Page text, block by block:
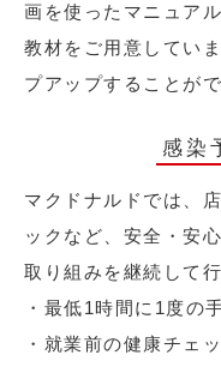
画を使ったマニュア
教材をご用意してい
プアップすることが
感染
マクドナルドでは、
ックなど、安全・安
取り組みを継続して
・最低1時間に1度の
・就業前の健康チェ